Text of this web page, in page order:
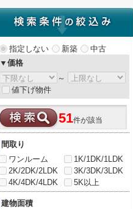
指定しない 新築
中古
▼価格
～
値下げ物件
51件が該当
間取り
ワンルーム
1K/1DK/1LDK
2K/2DK/2LDK
3K/3DK/3LDK
4K/4DK/4LDK
5K以上
建物面積